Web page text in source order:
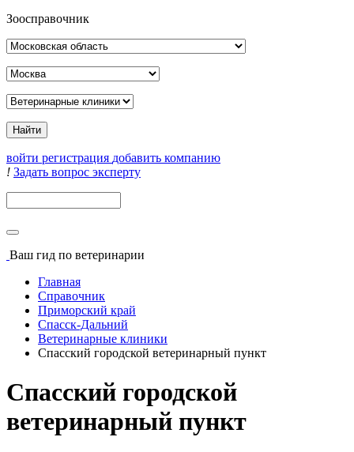
Зоосправочник
войти регистрация добавить компанию
! Задать вопрос эксперту
Ваш гид по ветеринарии
Главная
Справочник
Приморский край
Спасск-Дальний
Ветеринарные клиники
Спасский городской ветеринарный пункт
Спасский городской
ветеринарный пункт